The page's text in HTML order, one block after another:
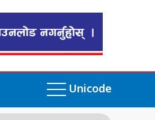
Unicode